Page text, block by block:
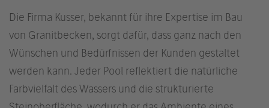
Die Firma Kusser, bekannt für ihre Expertise im Bau
von Granitbecken, sorgt dafür, dass ganz nach den
Wünschen und Bedürfnissen der Kunden gestaltet
werden kann. Jeder Pool reflektiert die natürliche
Farbvielfalt des Wassers und die strukturierte